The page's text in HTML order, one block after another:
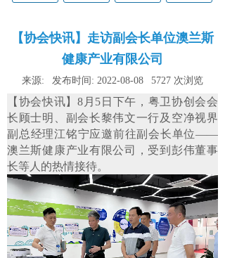
【协会快讯】走访副会长单位澳兰斯
健康产业有限公司
来源: 发布时间: 2022-08-08 5727 次浏览
【协会快讯】8月5日下午，粤卫协创会会
长顾士明、副会长黎伟文一行及空净视界
副总经理江铭宁应邀前往副会长单位——
澳兰斯健康产业有限公司，受到彭伟董事
长等人的热情接待。